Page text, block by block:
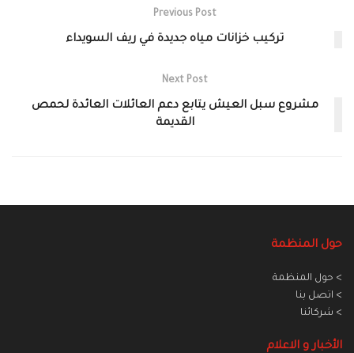
Previous Post
تركيب خزانات مياه جديدة في ريف السويداء
Next Post
مشروع سبل العيش يتابع دعم العائلات العائدة لحمص
القديمة
حول المنظمة
> حول المنظمة
> اتصل بنا
> شركائنا
الأخبار و الاعلام